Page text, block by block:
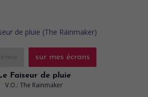
sur mes écrans
Faiseur de pluie
V.O.: The Rainmaker